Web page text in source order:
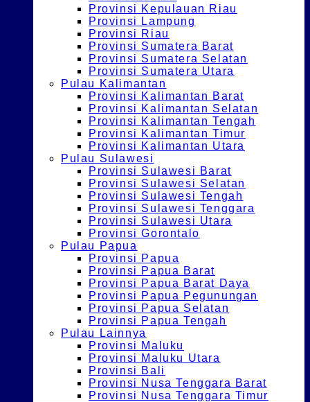
Provinsi Kepulauan Riau
Provinsi Lampung
Provinsi Riau
Provinsi Sumatera Barat
Provinsi Sumatera Selatan
Provinsi Sumatera Utara
Pulau Kalimantan
Provinsi Kalimantan Barat
Provinsi Kalimantan Selatan
Provinsi Kalimantan Tengah
Provinsi Kalimantan Timur
Provinsi Kalimantan Utara
Pulau Sulawesi
Provinsi Sulawesi Barat
Provinsi Sulawesi Selatan
Provinsi Sulawesi Tengah
Provinsi Sulawesi Tenggara
Provinsi Sulawesi Utara
Provinsi Gorontalo
Pulau Papua
Provinsi Papua
Provinsi Papua Barat
Provinsi Papua Barat Daya
Provinsi Papua Pegunungan
Provinsi Papua Selatan
Provinsi Papua Tengah
Pulau Lainnya
Provinsi Maluku
Provinsi Maluku Utara
Provinsi Bali
Provinsi Nusa Tenggara Barat
Provinsi Nusa Tenggara Timur